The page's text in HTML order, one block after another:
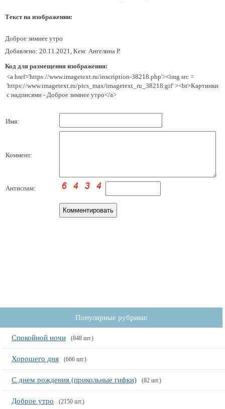
Текст на изображении:
Доброе зимнее утро
Добавлено: 20.11.2021, Кем: Ангелина Р.
Код для размещения изображения:
<a href='https://www.imagetext.ru/inscription-38218.php'><img src =
'https://www.imagetext.ru/pics_max/imagetext_ru_38218.gif' ><br>Картинки
с надписями - Доброе зимнее утро</a>
Имя:
Коммент:
Антиспам:
Популярные рубрики:
Спокойной ночи (848 шт.)
Хорошего дня (666 шт.)
С днем рождения (прикольные гифки) (82 шт.)
Доброе утро (2150 шт.)